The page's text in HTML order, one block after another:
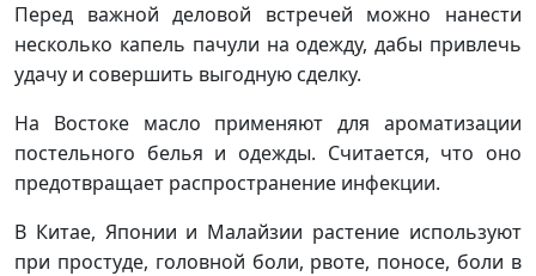
Перед важной деловой встречей можно нанести
несколько капель пачули на одежду, дабы привлечь
удачу и совершить выгодную сделку.
На Востоке масло применяют для ароматизации
постельного белья и одежды. Считается, что оно
предотвращает распространение инфекции.
В Китае, Японии и Малайзии растение используют
при простуде, головной боли, рвоте, поносе, боли в